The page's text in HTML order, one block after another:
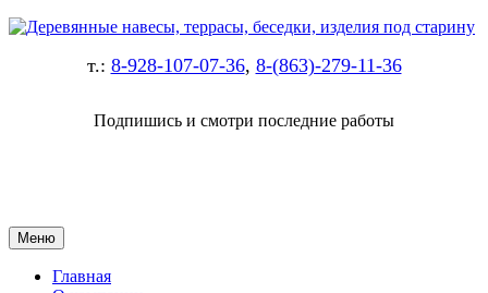
т.: 8-928-107-07-36, 8-(863)-279-11-36
Подпишись и смотри последние работы
Меню
Главная